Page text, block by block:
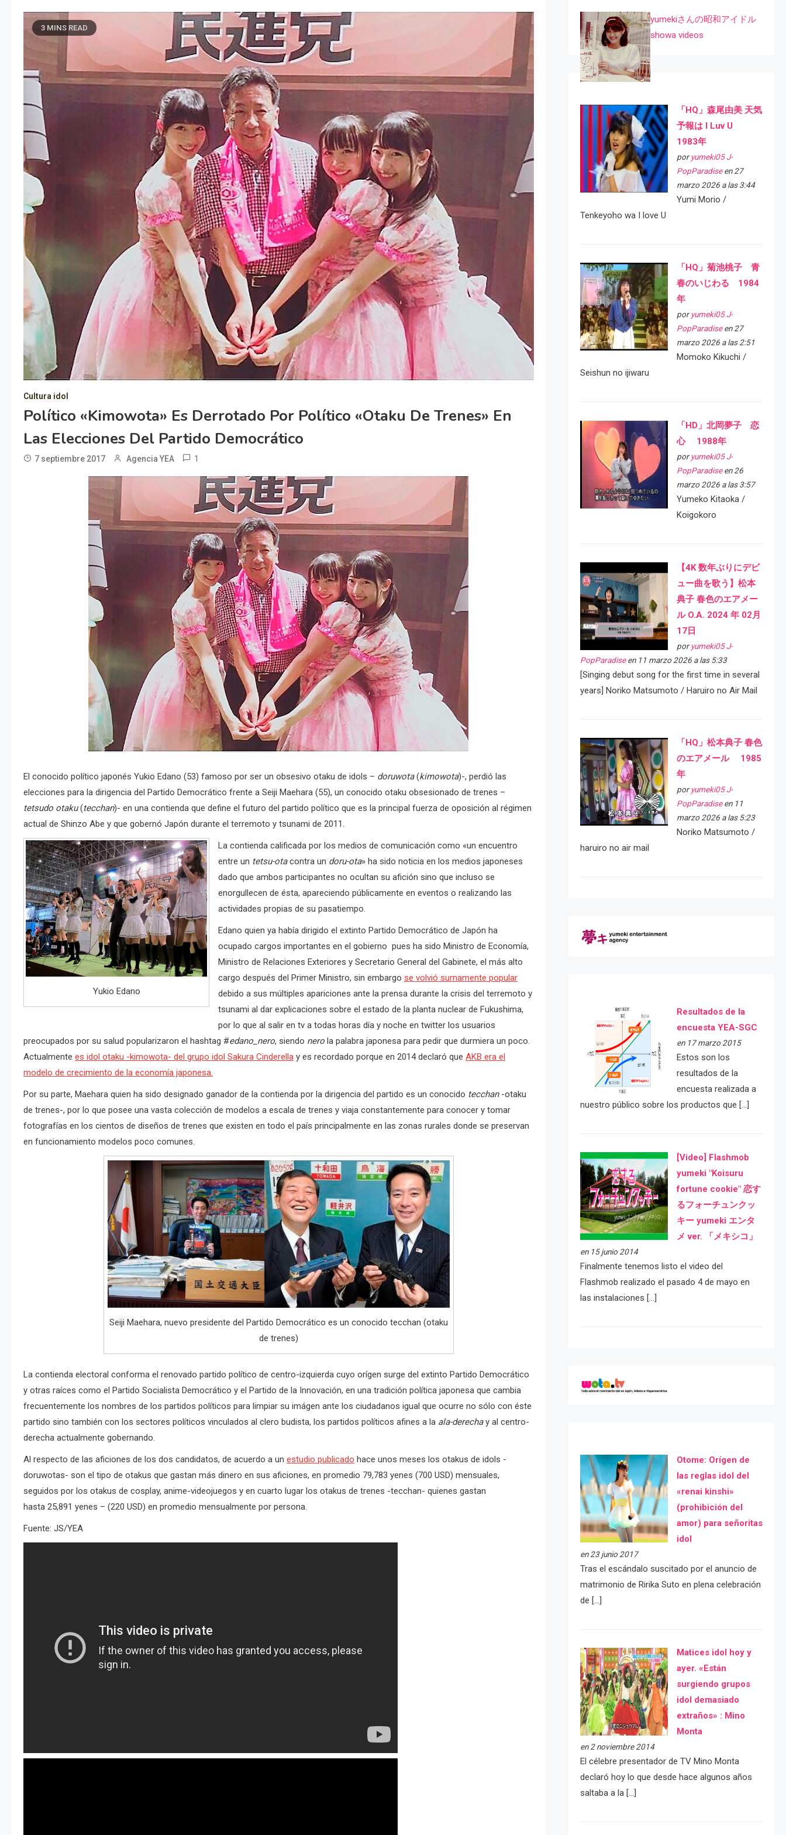
3 MINS READ
Cultura idol
Político «kimowota» Es Derrotado Por Político «otaku De Trenes» En
Las Elecciones Del Partido Democrático
7 septiembre 2017 Agencia YEA 1
El conocido político japonés Yukio Edano (53) famoso por ser un obsesivo otaku de idols – doruwota(kimowota)-, perdió las
elecciones para la dirigencia del Partido Democrático frente a Seiji Maehara (55), un conocido otaku obsesionado de trenes –
tetsudo otaku(tecchan)- en una contienda que define el futuro del partido político que es la principal fuerza de oposición al régimen
actual de Shinzo Abe y que gobernó Japón durante el terremoto y tsunami de 2011.
Yukio Edano
La contienda calificada por los medios de comunicación como «un encuentro
entre un tetsu-otacontra un doru-ota» ha sido noticia en los medios japoneses
dado que ambos participantes no ocultan su afición sino que incluso se
enorgullecen de ésta, apareciendo públicamente en eventos o realizando las
actividades propias de su pasatiempo.
Edano quien ya había dirigido el extinto Partido Democrático de Japón ha
ocupado cargos importantes en el gobierno pues ha sido Ministro de Economía,
Ministro de Relaciones Exteriores y Secretario General del Gabinete, el más alto
cargo después del Primer Ministro, sin embargo se volvió sumamente popular
debido a sus múltiples apariciones ante la prensa durante la crisis del terremoto y
tsunami al dar explicaciones sobre el estado de la planta nuclear de Fukushima,
por lo que al salir en tv a todas horas día y noche en twitter los usuarios
preocupados por su salud popularizaron el hashtag #edano_nero, siendo nero la palabra japonesa para pedir que durmiera un poco.
Actualmente es idol otaku -kimowota- del grupo idol Sakura Cinderella y es recordado porque en 2014 declaró que AKB era el
modelo de crecimiento de la economía japonesa.
Por su parte, Maehara quien ha sido designado ganador de la contienda por la dirigencia del partido es un conocido tecchan-otaku
de trenes-, por lo que posee una vasta colección de modelos a escala de trenes y viaja constantemente para conocer y tomar
fotografías en los cientos de diseños de trenes que existen en todo el país principalmente en las zonas rurales donde se preservan
en funcionamiento modelos poco comunes.
Seiji Maehara, nuevo presidente del Partido Democrático es un conocido tecchan (otaku
de trenes)
La contienda electoral conforma el renovado partido político de centro-izquierda cuyo orígen surge del extinto Partido Democrático
y otras raíces como el Partido Socialista Democrático y el Partido de la Innovación, en una tradición política japonesa que cambia
frecuentemente los nombres de los partidos políticos para limpiar su imágen ante los ciudadanos igual que ocurre no sólo con éste
partido sino también con los sectores políticos vinculados al clero budista, los partidos políticos afines a la ala-derechay al centro-
derecha actualmente gobernando.
Al respecto de las aficiones de los dos candidatos, de acuerdo a un estudio publicado hace unos meses los otakus de idols -
doruwotas- son el tipo de otakus que gastan más dinero en sus aficiones, en promedio 79,783 yenes (700 USD) mensuales,
seguidos por los otakus de cosplay, anime-videojuegos y en cuarto lugar los otakus de trenes -tecchan- quienes gastan
hasta 25,891 yenes – (220 USD) en promedio mensualmente por persona.
Fuente: JS/YEA
yumekiさんの昭和アイドル
showa videos
「HQ」森尾由美 天気
予報は I Luv U
1983年
por yumeki05 J-
PopParadiseen 27
marzo 2026 a las 3:44
Yumi Morio /
Tenkeyoho wa I love U
「HQ」菊池桃子 青
春のいじわる 1984
年
por yumeki05 J-
PopParadiseen 27
marzo 2026 a las 2:51
Momoko Kikuchi /
Seishun no ijiwaru
「HD」北岡夢子 恋
心 1988年
por yumeki05 J-
PopParadiseen 26
marzo 2026 a las 3:57
Yumeko Kitaoka /
Koigokoro
【4K 数年ぶりにデビ
ュー曲を歌う】松本
典子 春色のエアメー
ル O.A. 2024 年 02月
17日
por yumeki05 J-
PopParadiseen 11 marzo 2026 a las 5:33
[Singing debut song for the first time in several
years] Noriko Matsumoto / Haruiro no Air Mail
「HQ」松本典子 春色
のエアメール 1985
年
por yumeki05 J-
PopParadiseen 11
marzo 2026 a las 5:23
Noriko Matsumoto /
haruiro no air mail
Resultados de la
encuesta YEA-SGC
en 17 marzo 2015
Estos son los
resultados de la
encuesta realizada a
nuestro público sobre los productos que […]
[Video] Flashmob
yumeki "Koisuru
fortune cookie" 恋す
るフォーチュンクッ
キー yumeki エンタ
メ ver. 「メキシコ」
en 15 junio 2014
Finalmente tenemos listo el video del
Flashmob realizado el pasado 4 de mayo en
las instalaciones […]
Otome: Orígen de
las reglas idol del
«renai kinshi»
(prohibición del
amor) para señoritas
idol
en 23 junio 2017
Tras el escándalo suscitado por el anuncio de
matrimonio de Ririka Suto en plena celebración
de […]
Matices idol hoy y
ayer. «Están
surgiendo grupos
idol demasiado
extraños» : Mino
Monta
en 2 noviembre 2014
El célebre presentador de TV Mino Monta
declaró hoy lo que desde hace algunos años
saltaba a la […]